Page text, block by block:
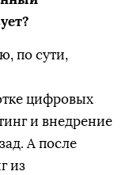
по сути,
цифровых
и внедрение
А после
из